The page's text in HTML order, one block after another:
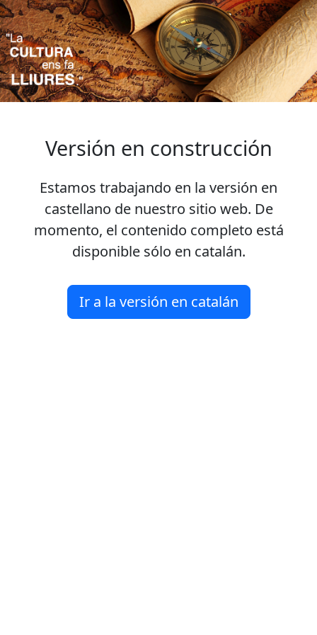
Versión en construcción
Estamos trabajando en la versión en
castellano de nuestro sitio web. De
momento, el contenido completo está
disponible sólo en catalán.
Ir a la versión en catalán